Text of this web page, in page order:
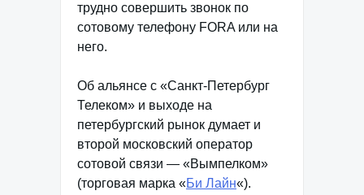
трудно совершить звонок по
сотовому телефону FORA или на
него.
Об альянсе с «Санкт-Петербург
Телеком» и выходе на
петербургский рынок думает и
второй московский оператор
сотовой связи — «Вымпелком»
(торговая марка «Би Лайн«).